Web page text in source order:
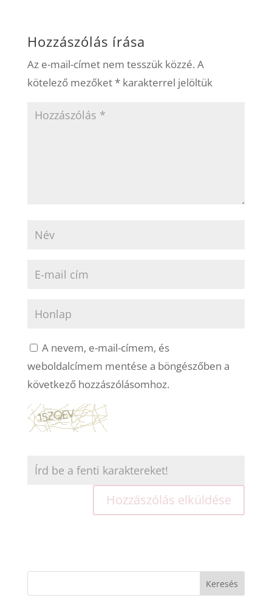
Hozzászólás írása
Az e-mail-címet nem tesszük közzé. A
kötelező mezőket*karakterrel jelöltük
A nevem, e-mail-címem, és
weboldalcímem mentése a böngészőben a
következő hozzászólásomhoz.